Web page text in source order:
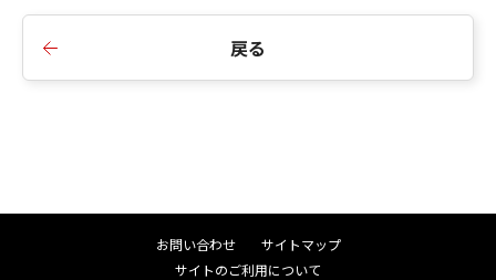
戻る
お問い合わせ
サイトマップ
サイトのご利用について